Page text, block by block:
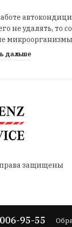
не удалять, то
реакций
центре ML-
Mercedes-
дальше
права защищены
95-55